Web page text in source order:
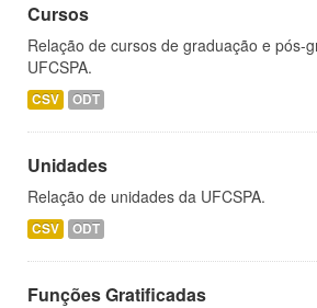
Cursos
Relação de cursos de graduação e pós-
UFCSPA.
CSV ODT
Unidades
Relação de unidades da UFCSPA.
CSV ODT
Funções Gratificadas